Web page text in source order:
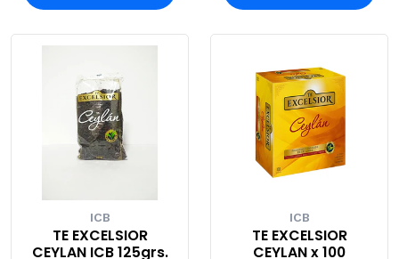
ICB
TE EXCELSIOR
CEYLAN ICB 125grs.
ICB
TE EXCELSIOR
CEYLAN x 100